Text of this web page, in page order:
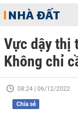
NHÀ ĐẤT
Vực dậy thị
Không chỉ
08:24 | 06/12/2022
Chia sẻ